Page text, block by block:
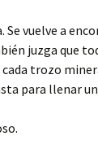
Se vuelve a
juzga que
trozo
para llenar